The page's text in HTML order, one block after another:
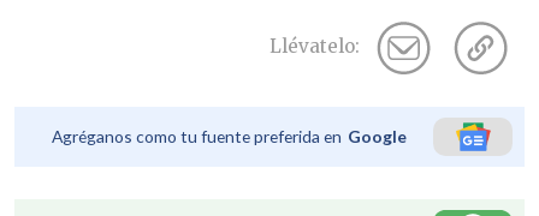
Llévatelo:
Agréganos como tu fuente preferida en Google